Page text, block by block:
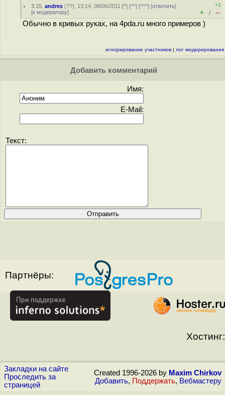
3.15 ,andres (??), 13:14, 08/06/2011 [^] [^^] [^^^] [ответить]
[к модератору]
+1
+ / –
Обычно в кривых руках, на 4pda.ru много примеров )
игнорирование участников | лог модерирования
Добавить комментарий
Имя:
E-Mail:
Текст:
Партнёры:
Хостинг:
Закладки на сайте
Проследить за
страницей
Created 1996-2026 by Maxim Chirkov
Добавить, Поддержать, Вебмастеру